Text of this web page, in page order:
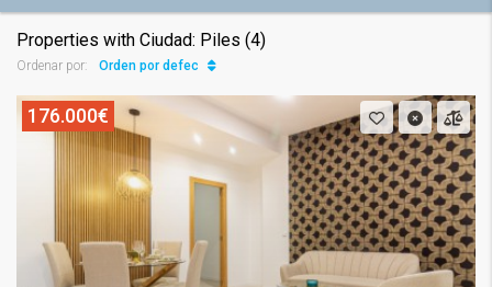
Properties with Ciudad: Piles (4)
Ordenar por: Orden por defecto
176.000€